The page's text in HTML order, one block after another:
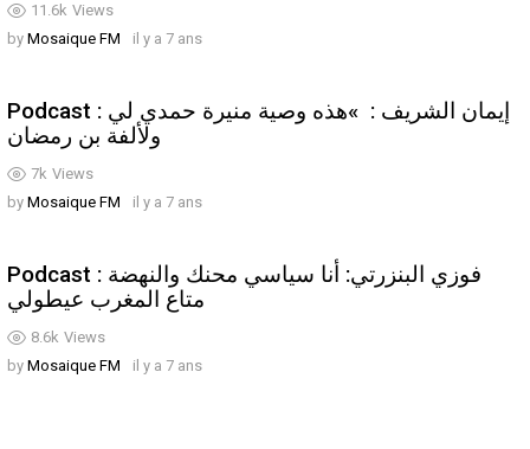
11.6k Views
by Mosaique FM il y a 7 ans
7k Views
Podcast : إيمان الشريف : »هذه وصية منيرة حمدي لي
ولألفة بن رمضان
by Mosaique FM il y a 7 ans
8.6k Views
Podcast : فوزي البنزرتي: أنا سياسي محنك والنهضة
متاع المغرب عيطولي
by Mosaique FM il y a 7 ans